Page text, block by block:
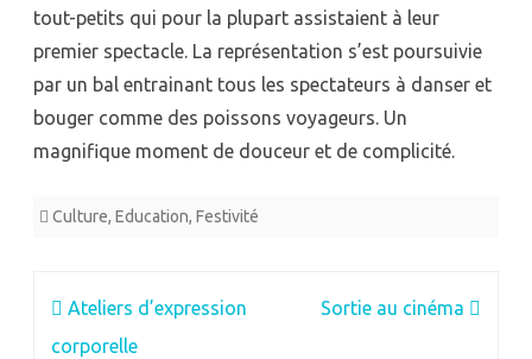
tout-petits qui pour la plupart assistaient à leur
premier spectacle. La représentation s’est poursuivie
par un bal entrainant tous les spectateurs à danser et
bouger comme des poissons voyageurs. Un
magnifique moment de douceur et de complicité.
Culture, Education, Festivité
Navigation
de
Ateliers d’expression
corporelle
Sortie au cinéma